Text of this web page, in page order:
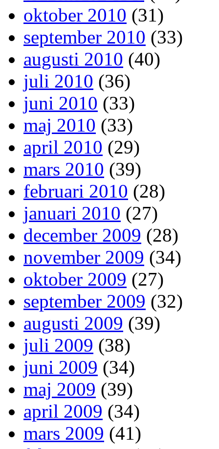
oktober 2010 (31)
september 2010 (33)
augusti 2010 (40)
juli 2010 (36)
juni 2010 (33)
maj 2010 (33)
april 2010 (29)
mars 2010 (39)
februari 2010 (28)
januari 2010 (27)
december 2009 (28)
november 2009 (34)
oktober 2009 (27)
september 2009 (32)
augusti 2009 (39)
juli 2009 (38)
juni 2009 (34)
maj 2009 (39)
april 2009 (34)
mars 2009 (41)